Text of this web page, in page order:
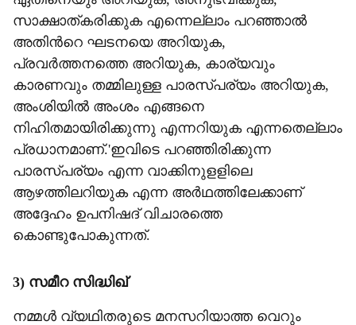
സാക്ഷാത്കരിക്കുക എന്നെല്ലാം പറഞ്ഞാൽ
അതിന്‍റെ ഘടനയെ അറിയുക,
പ്രവർത്തനത്തെ അറിയുക, കാര്യവും
കാരണവും തമ്മിലുള്ള പാരസ്പര്യം അറിയുക,
അംശിയിൽ അംശം എങ്ങനെ
നിഹിതമായിരിക്കുന്നു എന്നറിയുക എന്നതെല്ലാം
പ്രധാനമാണ്.'ഇവിടെ പറഞ്ഞിരിക്കുന്ന
പാരസ്പര്യം എന്ന വാക്കിനുളളിലെ
ആഴത്തിലറിയുക എന്ന അർഥത്തിലേക്കാണ്
അദ്ദേഹം ഉപനിഷദ് വിചാരത്തെ
കൊണ്ടുപോകുന്നത്.
3) സമീറ സിദ്ധിഖ്
നമ്മൾ വ്യഥിതരുടെ മനസറിയാത്ത വെറും